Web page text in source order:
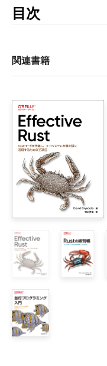
います。お手持ちの
る場合がありますの
第1刷正誤表
■p72、5行目
【誤】
let f=Rc>> =
let g = f.clone();
【正】
let f:Rc>> =
let g = f.clone();
目次
Ⅰ部　Rust、
    1.1　技術上の準備
1.2　WebAssembly
1.3　Rustと
1.4　HTML Canvas
1.4.1　現状のコー
1.4.2　三角形の描
1.4.3　シェルピ
    1.5　まとめ
2章　スプライトの描
    2.1　技術上の準備
2.2　ゲーム「Walk
2.3.1　画像のロー
2.3.2　Canvasの座
        2.3.3　画像の描画
関連書籍